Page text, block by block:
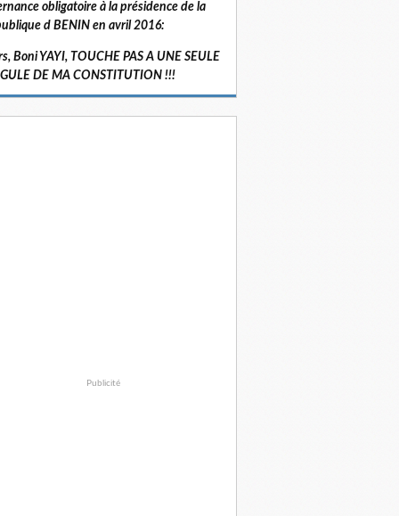
de l’ADN,
les colonnes
obligatoire à la présidence de la
d BENIN en avril 2016:
Boni YAYI, TOUCHE PAS A UNE SEULE
DE MA CONSTITUTION !!!
Publicité